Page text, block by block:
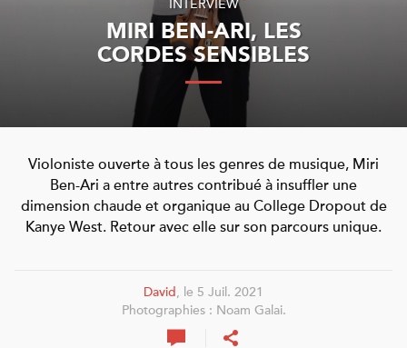
INTERVIEW
MIRI BEN-ARI, LES
CORDES SENSIBLES
Violoniste ouverte à tous les genres de musique, Miri
Ben-Ari a entre autres contribué à insuffler une
dimension chaude et organique au College Dropout de
Kanye West. Retour avec elle sur son parcours unique.
David, le 5 Juil. 2021
Photographies : Noam Galai.